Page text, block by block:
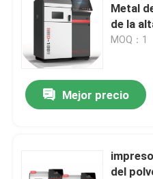
Metal
de la
MOQ：1
Mejor precio
del